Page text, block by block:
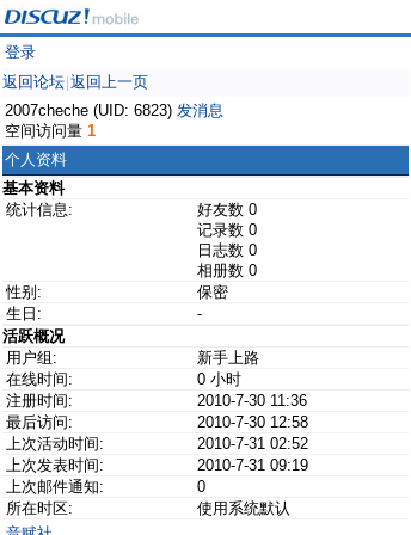
登录
返回论坛 返回上一页
2007cheche (UID: 6823) 发消息
空间访问量 1
个人资料
基本资料
统计信息:
好友数 0
记录数 0
日志数 0
相册数 0
性别:
保密
生日:
-
活跃概况
用户组:
新手上路
在线时间:
0 小时
注册时间:
2010-7-30 11:36
最后访问:
2010-7-30 12:58
上次活动时间:
2010-7-31 02:52
上次发表时间:
2010-7-31 09:19
上次邮件通知:
0
所在时区:
使用系统默认